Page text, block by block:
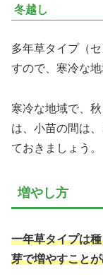
冬越し
多年草タイプ（
すので、寒冷な
寒冷な地域で、
は、小苗の間は
ておきましょう。
増やし方
一年草タイプは種
芽で増やすこと